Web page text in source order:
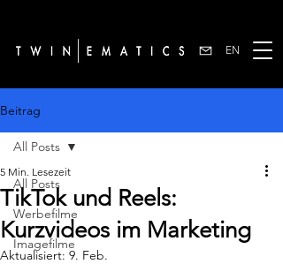
EN
Beitrag
All Posts
Werbefilme
Imagefilme
All Posts
TikTok und Reels:
Kurzvideos im Marketing
5 Min. Lesezeit
Aktualisiert: 9. Feb.